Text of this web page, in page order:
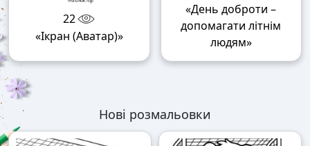
22
«Ікран (Аватар)»
«День доброти –
допомагати літнім
людям»
Нові розмальовки